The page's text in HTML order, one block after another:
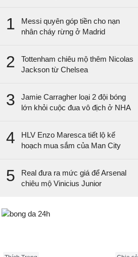
1
Messi quyên góp tiền cho nạn
nhân cháy rừng ở Madrid
2
Tottenham chiêu mộ thêm Nicolas
Jackson từ Chelsea
3
Jamie Carragher loại 2 đội bóng
lớn khỏi cuộc đua vô địch ở NHA
4
HLV Enzo Maresca tiết lộ kế
hoạch mua sắm của Man City
5
Real đưa ra mức giá để Arsenal
chiêu mộ Vinicius Junior